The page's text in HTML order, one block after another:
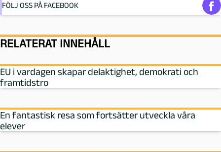
FÖLJ OSS PÅ FACEBOOK
RELATERAT INNEHÅLL
EU i vardagen skapar delaktighet, demokrati och
framtidstro
En fantastisk resa som fortsätter utveckla våra
elever